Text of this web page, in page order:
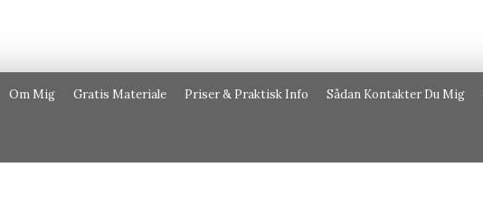
Om Mig Gratis Materiale Priser & Praktisk Info Sådan Kontakter Du Mig